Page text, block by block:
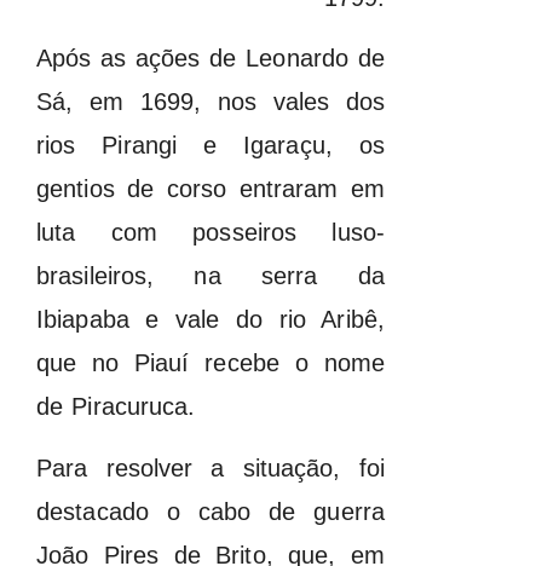
Após as ações de Leonardo de
Sá, em 1699, nos vales dos
rios Pirangi e Igaraçu, os
gentios de corso entraram em
luta com posseiros luso-
brasileiros, na serra da
Ibiapaba e vale do rio Aribê,
que no Piauí recebe o nome
de Piracuruca.
Para resolver a situação, foi
destacado o cabo de guerra
João Pires de Brito, que, em